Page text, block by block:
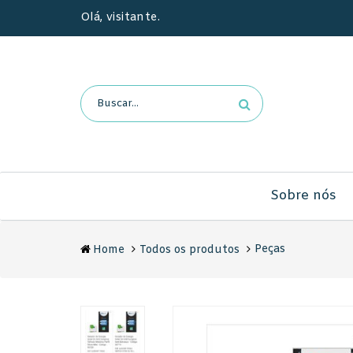
Olá, visitante.
Sobre nós
Home Todos os produtos Peças